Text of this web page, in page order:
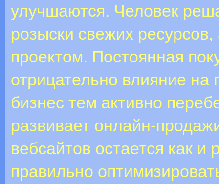
улучшаются. Человек
розыски свежих
проектом. Постоянная
отрицательно влияние на
бизнес тем активно
развивает онлайн-
вебсайтов остается как
правильно